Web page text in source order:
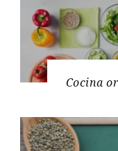
Cocina